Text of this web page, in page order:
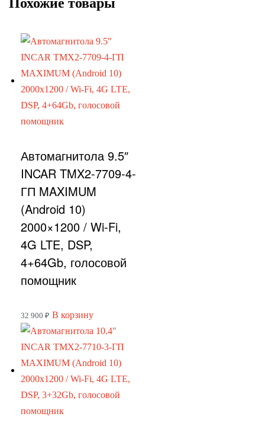
Автомагнитола 9.5″
INCAR TMX2-7709-4-
ГП MAXIMUM
(Android 10)
2000×1200 / Wi-Fi,
4G LTE, DSP,
4+64Gb, голосовой
помощник
32 900 ₽ В корзину